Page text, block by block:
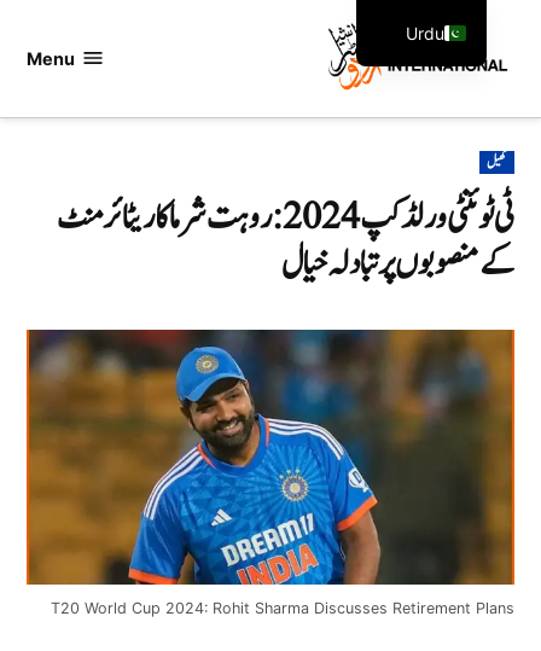
Menu
POSTED
IN
کھیل
ٹی ٹوئنٹی ورلڈ کپ 2024:روہت شرما کا ریٹائرمنٹ
کے منصوبوں پر تبادلہ خیال
T20 World Cup 2024: Rohit Sharma Discusses Retirement Plans
Urdu
English